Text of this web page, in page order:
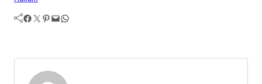
Facebook Twitter Pinterest Mail WhatsApp